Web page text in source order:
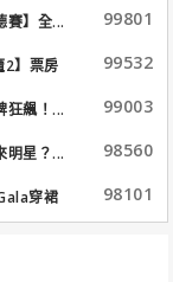
賽】全...
99801
2】票房
99532
狂飆！... 99003
明星？... 98560
穿裙
98101